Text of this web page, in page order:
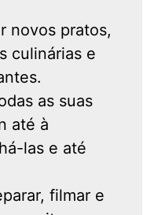
novos pratos,
culinárias e
as suas
até à
las e até
filmar e